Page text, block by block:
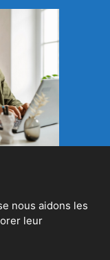
nous aidons les
leur